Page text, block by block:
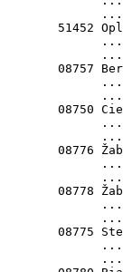
51452
08757
08750
08776
08778
08775